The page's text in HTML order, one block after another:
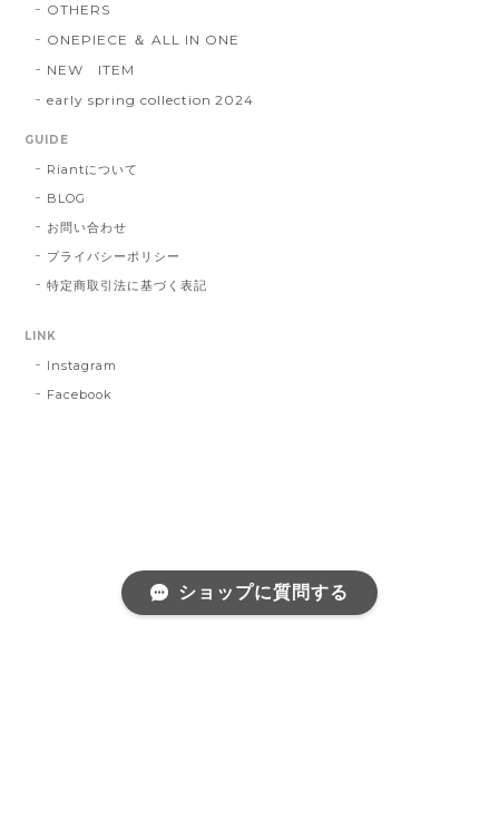
OTHERS
ONEPIECE ＆ ALL IN ONE
NEW ITEM
early spring collection 2024
GUIDE
Riantについて
BLOG
お問い合わせ
プライバシーポリシー
特定商取引法に基づく表記
LINK
Instagram
Facebook
ショップに質問する